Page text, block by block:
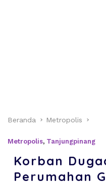
Beranda Metropolis
Metropolis, Tanjungpinang
Korban
Perumahan